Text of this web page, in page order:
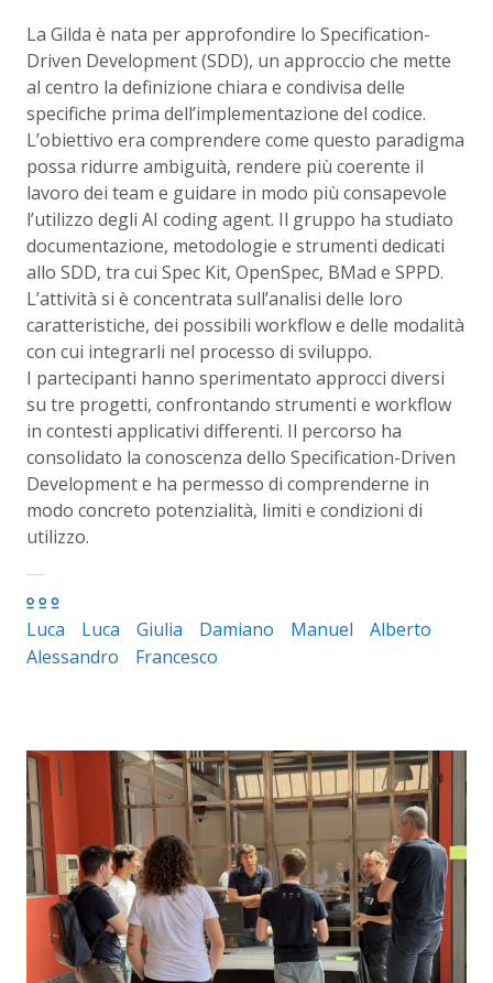
La Gilda è nata per approfondire lo Specification-
Driven Development (SDD), un approccio che mette
al centro la definizione chiara e condivisa delle
specifiche prima dell’implementazione del codice.
L’obiettivo era comprendere come questo paradigma
possa ridurre ambiguità, rendere più coerente il
lavoro dei team e guidare in modo più consapevole
l’utilizzo degli AI coding agent. Il gruppo ha studiato
documentazione, metodologie e strumenti dedicati
allo SDD, tra cui Spec Kit, OpenSpec, BMad e SPPD.
L’attività si è concentrata sull’analisi delle loro
caratteristiche, dei possibili workflow e delle modalità
con cui integrarli nel processo di sviluppo.
I partecipanti hanno sperimentato approcci diversi
su tre progetti, confrontando strumenti e workflow
in contesti applicativi differenti. Il percorso ha
consolidato la conoscenza dello Specification-Driven
Development e ha permesso di comprenderne in
modo concreto potenzialità, limiti e condizioni di
utilizzo.
Luca Luca Giulia Damiano Manuel
Alberto
Alessandro
Francesco